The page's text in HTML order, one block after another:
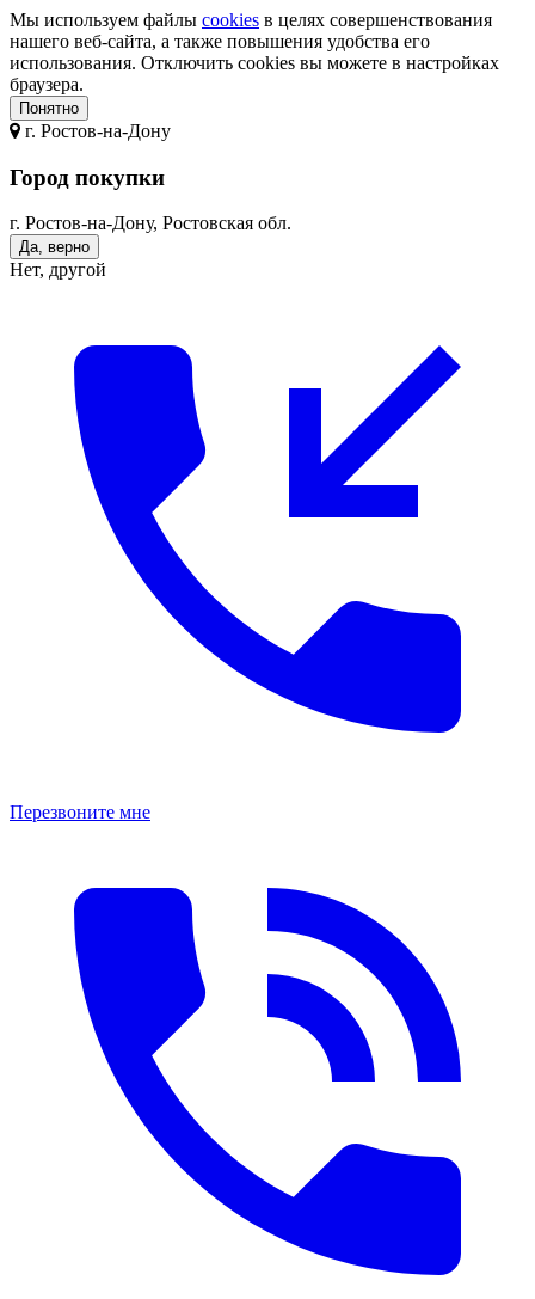
Мы используем файлы cookies в целях совершенствования
нашего веб-сайта, а также повышения удобства его
использования. Отключить cookies вы можете в настройках
браузера.
Понятно
г. Ростов-на-Дону
Город покупки
г. Ростов-на-Дону, Ростовская обл.
Да, верно
Нет, другой
Перезвоните мне